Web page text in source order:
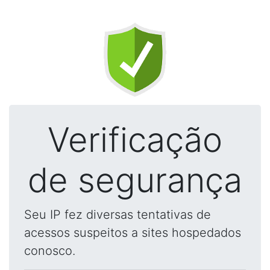
Verificação
de segurança
Seu IP fez diversas tentativas de
acessos suspeitos a sites hospedados
conosco.